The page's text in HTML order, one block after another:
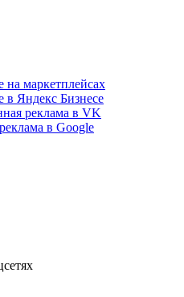
маркетплейсах
Яндекс Бизнесе
реклама в VK
в Google